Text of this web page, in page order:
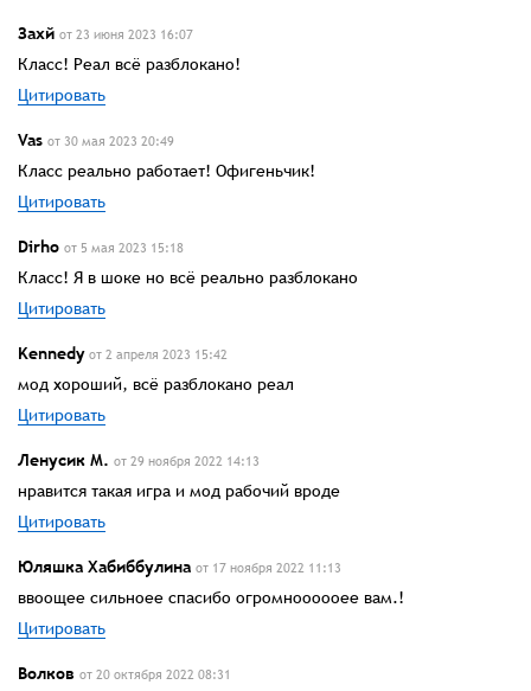
Захй от 23 июня 2023 16:07
Класс! Реал всё разблокано!
Цитировать
Vas от 30 мая 2023 20:49
Класс реально работает! Офигеньчик!
Цитировать
Dirho от 5 мая 2023 15:18
Класс! Я в шоке но всё реально разблокано
Цитировать
Kennedy от 2 апреля 2023 15:42
мод хороший, всё разблокано реал
Цитировать
Ленусик М. от 29 ноября 2022 14:13
нравится такая игра и мод рабочий вроде
Цитировать
Юляшка Хабиббулина от 17 ноября 2022 11:13
ввоощее сильноее спасибо огромноооооее вам.!
Цитировать
Волков от 20 октября 2022 08:31